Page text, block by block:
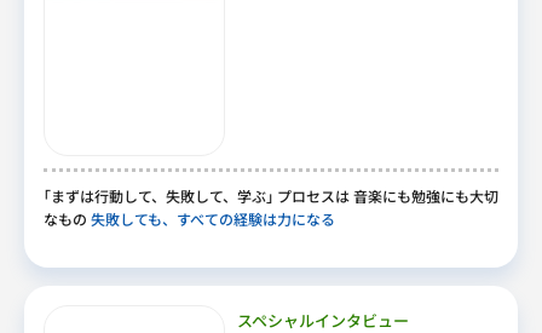
｢まずは行動して、 失敗して、 学ぶ｣ プロセスは 音楽にも勉強にも大切
なもの 失敗しても、すべての経験は力になる
スペシャルインタビュー